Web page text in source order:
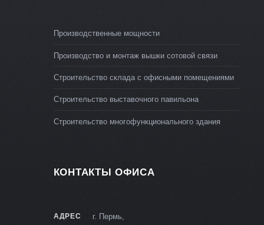
Производственные мощности
Производство и монтаж вышки сотовой связи
Строительство склада с офисными помещениями
Строительство выставочного павильона
Строительство многофункционального здания
КОНТАКТЫ ОФИСА
АДРЕС
г. Пермь,